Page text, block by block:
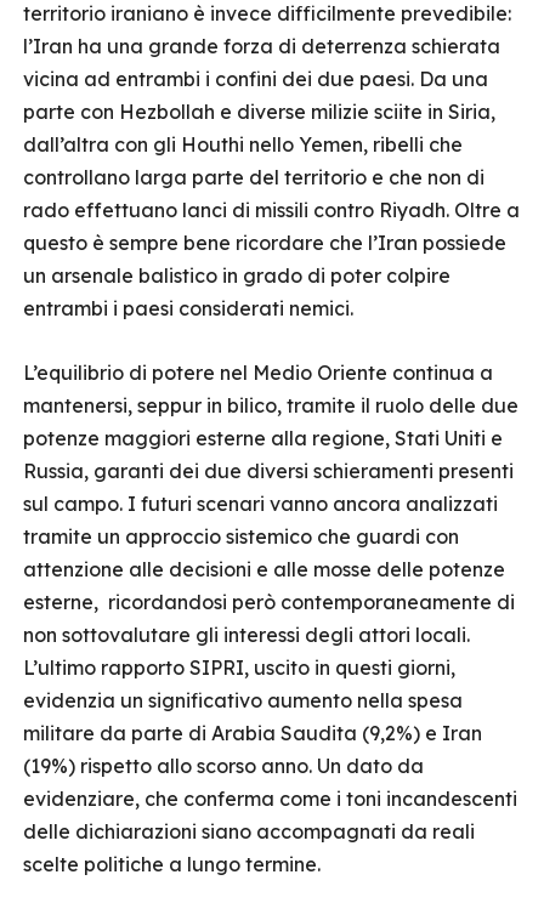
territorio iraniano è invece difficilmente prevedibile:
l’Iran ha una grande forza di deterrenza schierata
vicina ad entrambi i confini dei due paesi. Da una
parte con Hezbollah e diverse milizie sciite in Siria,
dall’altra con gli Houthi nello Yemen, ribelli che
controllano larga parte del territorio e che non di
rado effettuano lanci di missili contro Riyadh. Oltre a
questo è sempre bene ricordare che l’Iran possiede
un arsenale balistico in grado di poter colpire
entrambi i paesi considerati nemici.
L’equilibrio di potere nel Medio Oriente continua a
mantenersi, seppur in bilico, tramite il ruolo delle due
potenze maggiori esterne alla regione, Stati Uniti e
Russia, garanti dei due diversi schieramenti presenti
sul campo. I futuri scenari vanno ancora analizzati
tramite un approccio sistemico che guardi con
attenzione alle decisioni e alle mosse delle potenze
esterne, ricordandosi però contemporaneamente di
non sottovalutare gli interessi degli attori locali.
L’ultimo rapporto SIPRI, uscito in questi giorni,
evidenzia un significativo aumento nella spesa
militare da parte di Arabia Saudita (9,2%) e Iran
(19%) rispetto allo scorso anno. Un dato da
evidenziare, che conferma come i toni incandescenti
delle dichiarazioni siano accompagnati da reali
scelte politiche a lungo termine.